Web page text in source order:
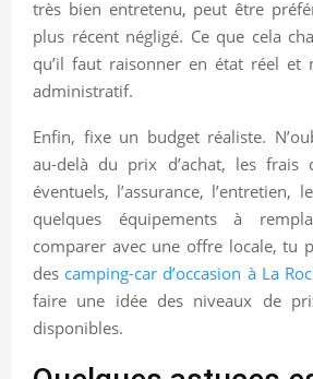
très bien entretenu, peut être
plus récent négligé. Ce que cela
qu’il faut raisonner en état réel et
administratif.
Enfin, fixe un budget réaliste.
au-delà du prix d’achat, les frais
éventuels, l’assurance, l’entretien,
quelques équipements à
comparer avec une offre locale, tu
des camping-car d’occasion à La
faire une idée des niveaux de
disponibles.